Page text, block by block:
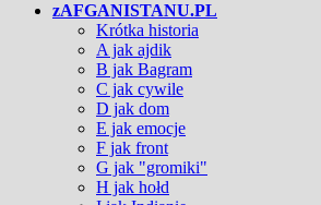
zAFGANISTANU.PL
Krótka historia
A jak ajdik
B jak Bagram
C jak cywile
D jak dom
E jak emocje
F jak front
G jak "gromiki"
H jak hołd